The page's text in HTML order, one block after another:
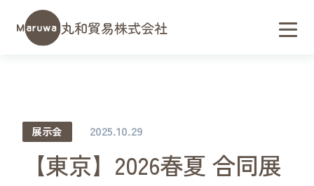
丸和貿易株式会社
展示会 2025.10.29
【東京】2026春夏 合同展